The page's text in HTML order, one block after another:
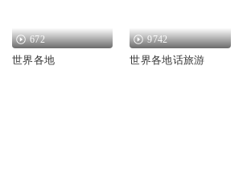
672
世界各地
9742
世界各地话旅游